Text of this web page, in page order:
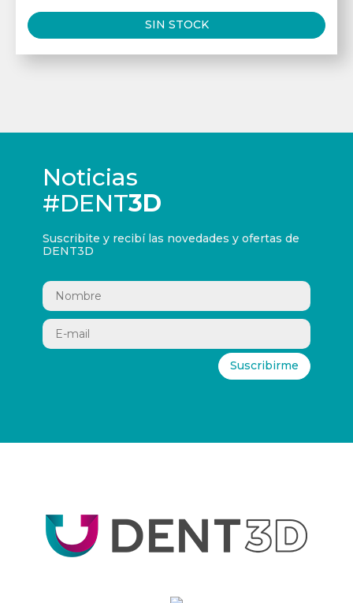
SIN STOCK
Noticias
#DENT3D
Suscribite y recibí las novedades y ofertas de
DENT3D
Suscribirme